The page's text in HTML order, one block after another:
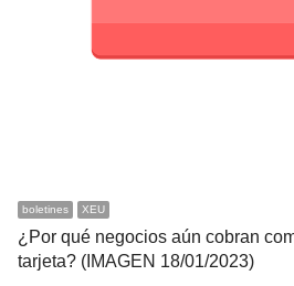
boletines XEU
¿Por qué negocios aún cobran
tarjeta? (IMAGEN 18/01/2023)